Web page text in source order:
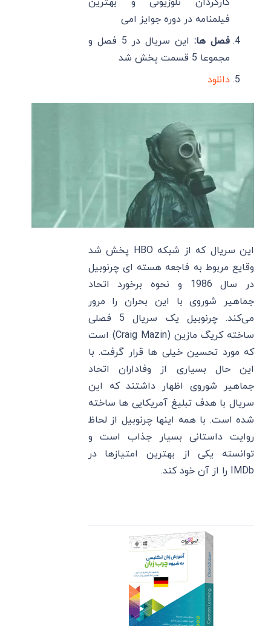
فیلمنامه در دوره جوایز امی
فصل ها:
این سریال در 5 فصل و
مجموعا 5 قسمت پخش شد
دانلود
این سریال که از شبکه HBO پخش شد
وقایع مربوط به فاجعه هسته ای چرنوبیل
در سال 1986 و نحوه برخورد اتحاد
جماهیر شوروی با این بحران را مرور
می‌کند. چرنوبیل یک سریال 5 فصلی
ساخته کریگ مازین (Craig Mazin) است
که مورد تحسین خیلی ها قرار گرفت. با
این حال بسیاری از وفاداران اتحاد
جماهیر شوروی اظهار داشتند که این
سریال با هدف تبلیغ آمریکایی ها ساخته
شده است. با همه اینها چرنوبیل از لحاظ
روایت داستانی بسیار جذاب است و
توانسته یکی از بهترین امتیازها در
IMDb را از آن خود کند.